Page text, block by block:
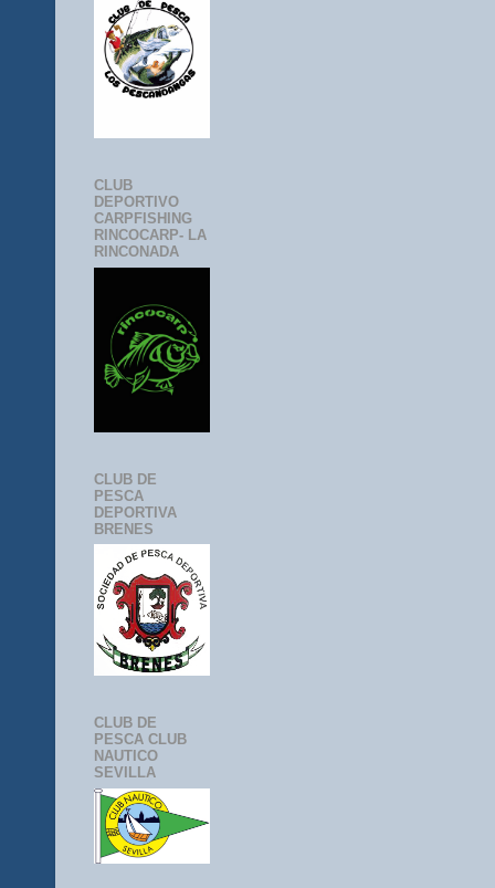
CLUB
DEPORTIVO
CARPFISHING
RINCOCARP- LA
RINCONADA
CLUB DE
PESCA
DEPORTIVA
BRENES
CLUB DE
PESCA CLUB
NAUTICO
SEVILLA